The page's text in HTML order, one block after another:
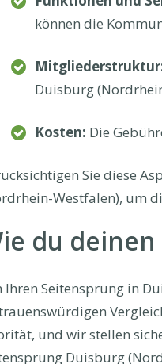
können die
Duisburg
Kosten: Die
Sie diese
Westfalen), um
du
Ihren Seitensprung in
und wir stellen
Duisburg